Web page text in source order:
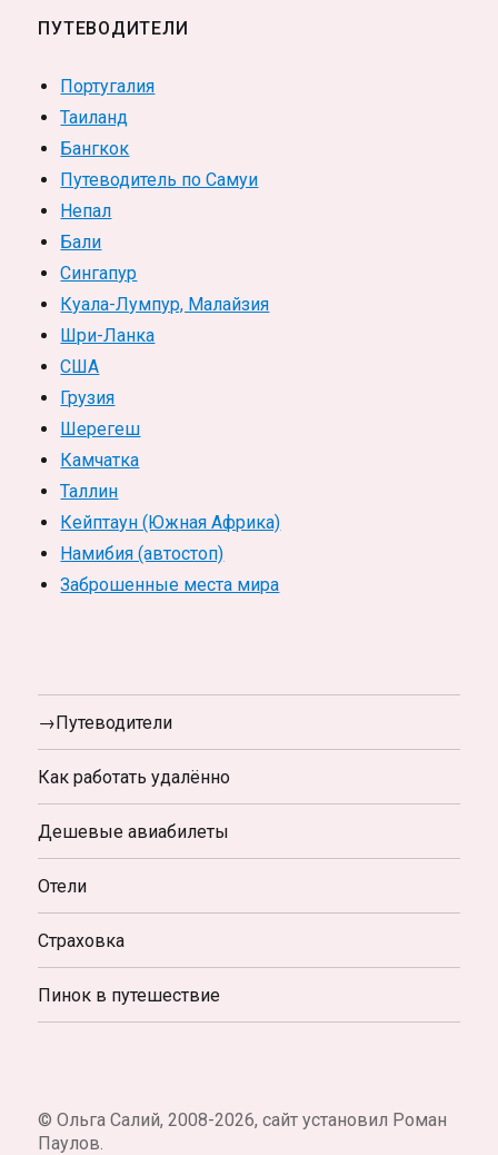
ПУТЕВОДИТЕЛИ
Португалия
Таиланд
Бангкок
Путеводитель по Самуи
Непал
Бали
Сингапур
Куала-Лумпур, Малайзия
Шри-Ланка
США
Грузия
Шерегеш
Камчатка
Таллин
Кейптаун (Южная Африка)
Намибия (автостоп)
Заброшенные места мира
→Путеводители
Как работать удалённо
Дешевые авиабилеты
Отели
Страховка
Пинок в путешествие
© Ольга Салий, 2008-2026, сайт установил Роман
Паулов.